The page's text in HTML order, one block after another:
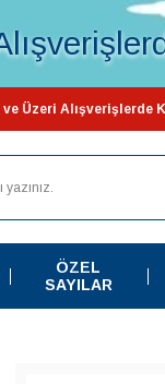
ve Üzeri Alışverişlerde
ÖZEL
SAYILAR